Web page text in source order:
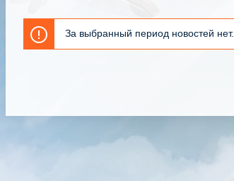
За выбранный период новостей нет.